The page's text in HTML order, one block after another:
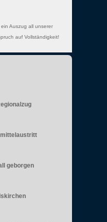
Auszug all unserer
auf Vollständigkeit!
geborgen